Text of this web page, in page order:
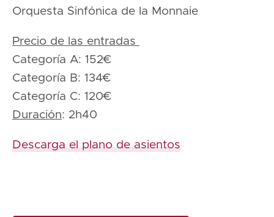
Orquesta Sinfónica de la Monnaie
Precio de las entradas
Categoría A: 152€
Categoría B: 134€
Categoría C: 120€
Duración: 2h40
Descarga el plano de asientos